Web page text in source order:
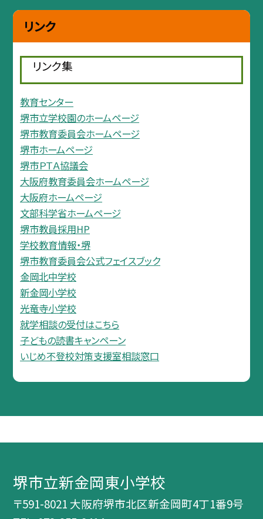
リンク
リンク集
教育センター
堺市立学校園のホームページ
堺市教育委員会ホームページ
堺市ホームページ
堺市ＰＴＡ協議会
大阪府教育委員会ホームページ
大阪府ホームページ
文部科学省ホームページ
堺市教員採用HP
学校教育情報・堺
堺市教育委員会公式フェイスブック
金岡北中学校
新金岡小学校
光竜寺小学校
就学相談の受付はこちら
子どもの読書キャンペーン
いじめ不登校対策支援室相談窓口
堺市立新金岡東小学校
〒591-8021 大阪府堺市北区新金岡町4丁1番9号